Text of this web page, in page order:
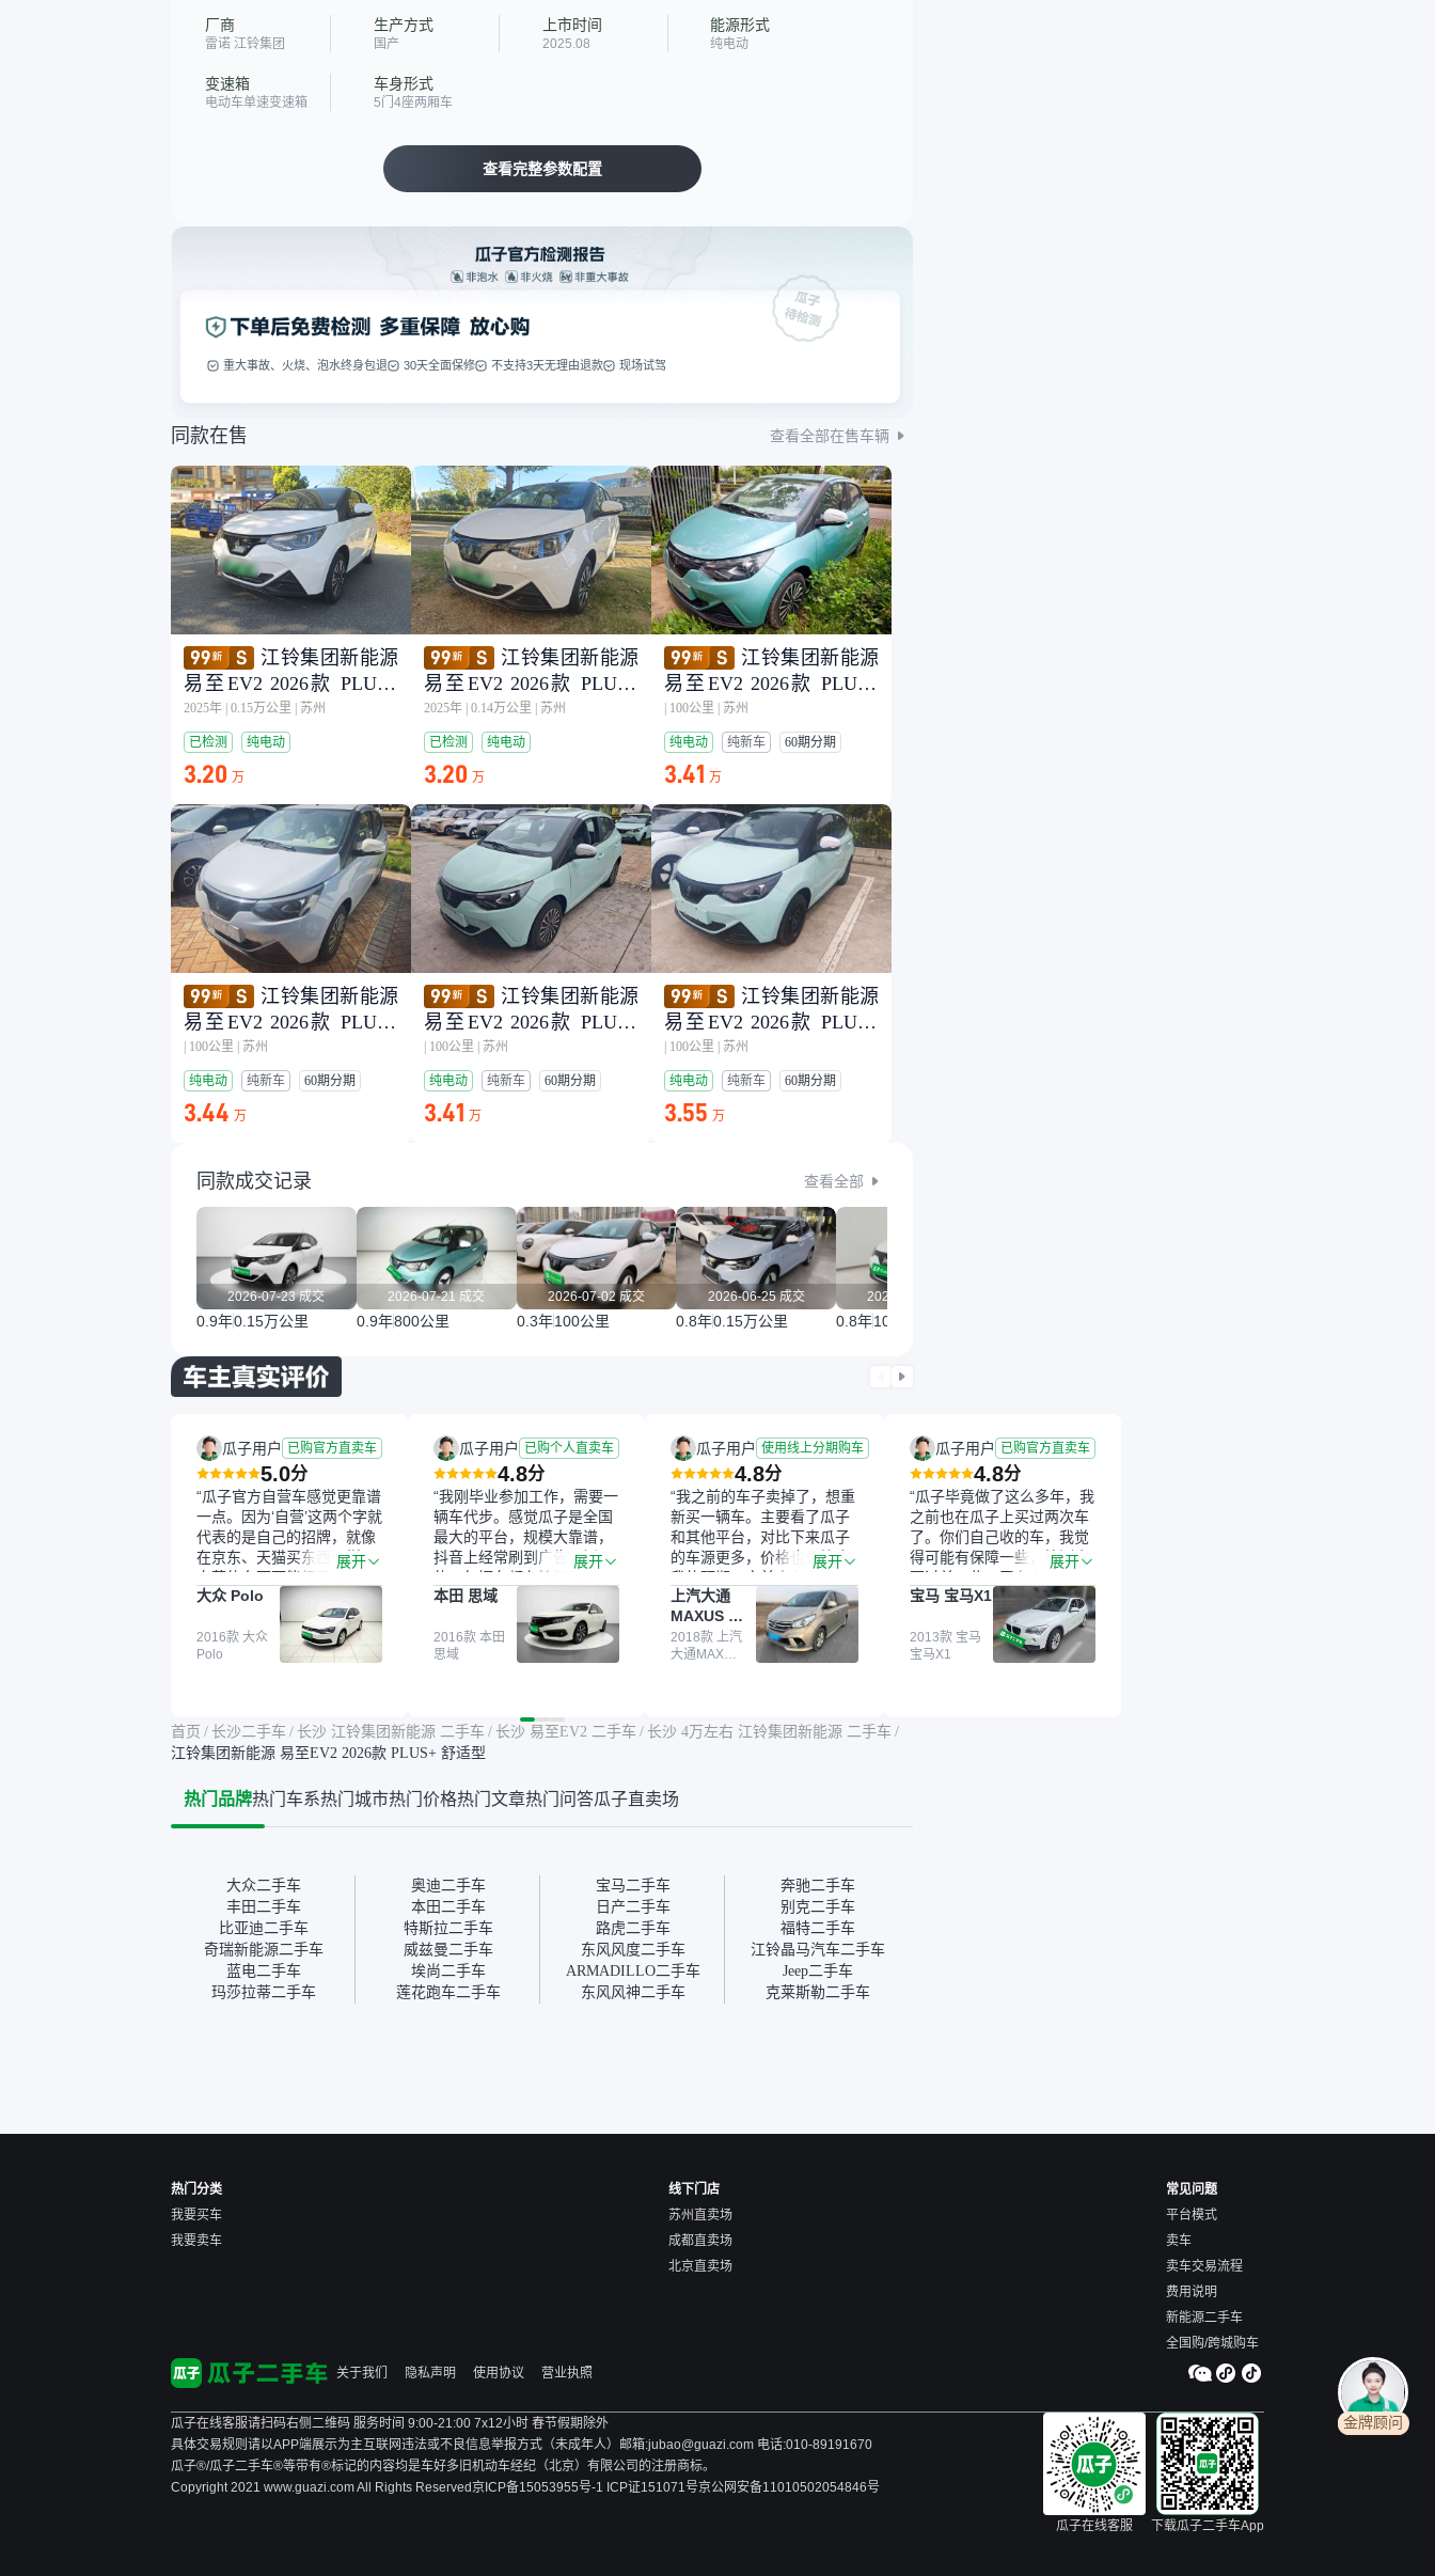
厂商
雷诺 江铃集团
生产方式
国产
上市时间
2025.08
能源形式
纯电动
变速箱
电动车单速变速箱
车身形式
5门4座两厢车
查看完整参数配置
重大事故、火烧、泡水终身包退 30天全面保修 不支持3天无理由退款 现场试驾
同款在售 查看全部在售车辆
江铃集团新能源
易至EV2 2026款 PLUS+
舒适型
2025年 0.15万公里 苏州
已检测 纯电动
3.20 万
江铃集团新能源
易至EV2 2026款 PLUS+
舒适型
2025年 0.14万公里 苏州
已检测 纯电动
3.20 万
江铃集团新能源
易至EV2 2026款 PLUS+
舒适型
100公里 苏州
纯电动 纯新车 60期分期
3.41 万
江铃集团新能源
易至EV2 2026款 PLUS+
舒适型
100公里 苏州
纯电动 纯新车 60期分期
3.44 万
江铃集团新能源
易至EV2 2026款 PLUS+
舒适型
100公里 苏州
纯电动 纯新车 60期分期
3.41 万
江铃集团新能源
易至EV2 2026款 PLUS+
舒适型
100公里 苏州
纯电动 纯新车 60期分期
3.55 万
同款成交记录 查看全部
2026-07-23 成交
0.9年0.15万公里
2026-07-21 成交
0.9年800公里
2026-07-02 成交
0.3年100公里
2026-06-25 成交
0.8年0.15万公里
2026-06-10 成交
0.8年100公里
瓜子用户 已购官方直卖车
5.0分
“瓜子官方自营车感觉更靠谱
一点。因为‘自营’这两个字就
代表的是自己的招牌，就像
在京东、天猫买东西一样，
自营的东西可能都要好一
点。就是这种刻板印象吧。
一开始买二手车的时候，我
确实有担心过事故车、泡水
车这些问题。瓜子的检测报
况。我拿到你们的信息之
后，自己又在线上去做了一
台），同时也找了朋友帮忙
线下看车。结果跟你们的报
我第一天看车，第二天你们
就约我到店，我第三天去提
的车。去之前我提前跟交接
人员说好，到了之后要当着
我的面再做一次复检，你们
也安排了师傅，服务可以，
速度很快。体验下来自营车
展开
大众 Polo
2016款 大众
Polo
瓜子用户 已购个人直卖车
4.8分
“我刚毕业参加工作，需要一
辆车代步。感觉瓜子是全国
最大的平台，规模大靠谱，
抖音上经常刷到广告，挺火
的。每辆车都有检测报告，
这个让我很放心。去外面买
车全凭卖家一张嘴，不敢
买。我买了本田思域，白
色，过户次数少，公里数符
平台，车价贵点也正常，毕
竟有保障。其他平台上很多
车没有第三方检测报告，不
多花点钱买个放心。从个人
展开
本田 思域
2016款 本田
思域
瓜子用户 使用线上分期购车
4.8分
“我之前的车子卖掉了，想重
新买一辆车。主要看了瓜子
和其他平台，对比下来瓜子
的车源更多，价格也更符合
我的预期。之前卖车来过瓜
子，虽然价格没谈成，但
APP一直留着。瓜子毕竟是
大平台，整体印象还好。我
最终买了一台上汽大通，18
期，这一点很便捷，其他平
心的额外价值。虽然我砍过
为瓜子有质保，车子出小毛
病维修更有保障。”
展开
上汽大通
MAXUS 大
通G10
2018款 上汽
大通MAXUS
瓜子用户 已购官方直卖车
4.8分
“瓜子毕竟做了这么多年，我
之前也在瓜子上买过两次车
了。你们自己收的车，我觉
得可能有保障一些，检测会
更过关一些。平台自己收上
来再卖的车，应该更可靠。
我买的是宝马X1，主要看中
它的价格和公里数比较合
适。另外，瓜子承诺无火
展开
宝马 宝马X1
2013款 宝马
宝马X1
首页 / 长沙二手车 / 长沙 江铃集团新能源 二手车 / 长沙 易至EV2 二手车 / 长沙 4万左右 江铃集团新能源 二手车 /
江铃集团新能源 易至EV2 2026款 PLUS+ 舒适型
热门品牌热门车系热门城市热门价格热门文章热门问答瓜子直卖场
大众二手车 奥迪二手车 宝马二手车
奔驰二手车
丰田二手车
本田二手车 日产二手车
别克二手车
比亚迪二手车
特斯拉二手车 路虎二手车
福特二手车
奇瑞新能源二手车
威兹曼二手车 东风风度二手车
江铃晶马汽车二手车
蓝电二手车
埃尚二手车 ARMADILLO二手车
Jeep二手车
玛莎拉蒂二手车
莲花跑车二手车 东风风神二手车 克莱斯勒二手车
热门分类
我要买车
我要卖车
线下门店
苏州直卖场
成都直卖场
北京直卖场
常见问题
平台模式
卖车
卖车交易流程
费用说明
新能源二手车
全国购/跨城购车
关于我们
隐私声明 使用协议 营业执照
瓜子在线客服请扫码右侧二维码 服务时间 9:00-21:00 7x12小时 春节假期除外
具体交易规则请以APP端展示为主 互联网违法或不良信息举报方式（未成年人）邮箱:jubao@guazi.com 电话:010-89191670
瓜子®/瓜子二手车®等带有®标记的内容均是车好多旧机动车经纪（北京）有限公司的注册商标。
Copyright 2021 www.guazi.com All Rights Reserved京ICP备15053955号-1 ICP证151071号京公网安备11010502054846号
瓜子在线客服 下载瓜子二手车App
金牌顾问